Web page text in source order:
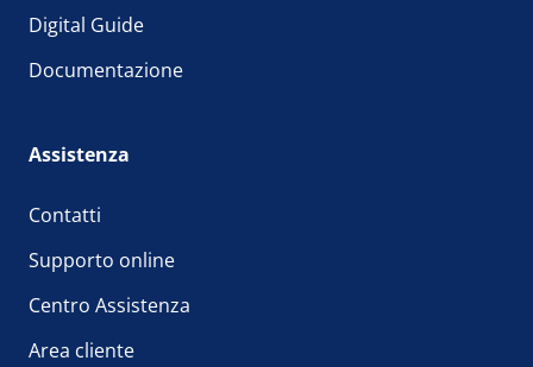
Digital Guide
Documentazione
Assistenza
Contatti
Supporto online
Centro Assistenza
Area cliente